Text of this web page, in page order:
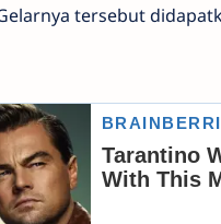
tersebut